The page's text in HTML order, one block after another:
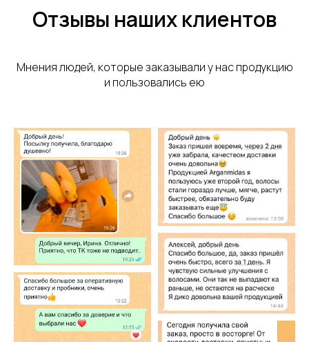
Отзывы наших клиентов
Мнения людей, которые заказывали у нас продукцию
и пользовались ею